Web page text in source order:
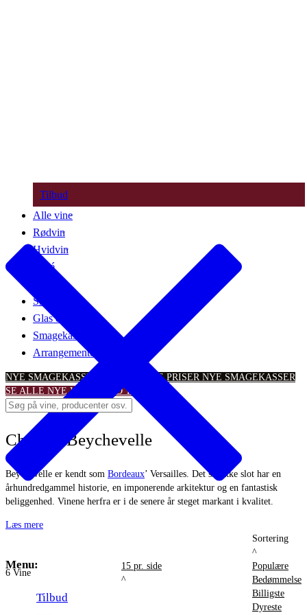
Menu:
Tilbud
Tilbud
Alle vine
Rødvin
Hvidvin
Rosé
Søde vine
Glas & tilbehør
Smagekasser
Arrangementer
NYE SMAGEKASSER – TIL SKARPE PRISER NYE SMAGEKASSER
SE ALLE NYE VINTILBUDTILBUD
Chateau Beychevelle
Beychevelle er kendt som Bordeaux’ Versailles. Det smukke slot har en
århundredgammel historie, en imponerende arkitektur og en fantastisk
beliggenhed. Vinene herfra er i de senere år steget markant i kvalitet.
Læs mere
6 Vine
15 pr. side
^
Sortering
^
Populære
Bedømmelse
Billigste
Dyreste